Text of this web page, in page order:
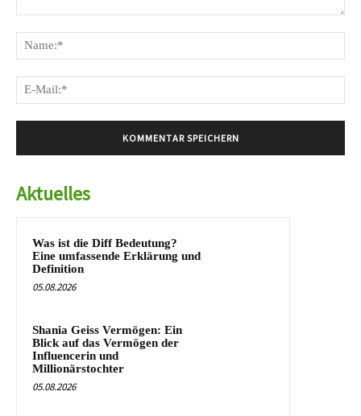
Aktuelles
Was ist die Diff Bedeutung?
Eine umfassende Erklärung und
Definition
05.08.2026
Shania Geiss Vermögen: Ein
Blick auf das Vermögen der
Influencerin und
Millionärstochter
05.08.2026